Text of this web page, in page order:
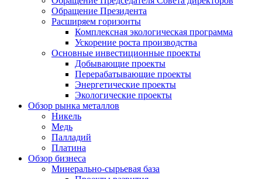
Обращение Президента
Расширяем горизонты
Комплексная экологическая программа
Ускорение роста производства
Основные инвестиционные проекты
Добывающие проекты
Перерабатывающие проекты
Энергетические проекты
Экологические проекты
Обзор рынка металлов
Никель
Медь
Палладий
Платина
Обзор бизнеса
Минерально-сырьевая база